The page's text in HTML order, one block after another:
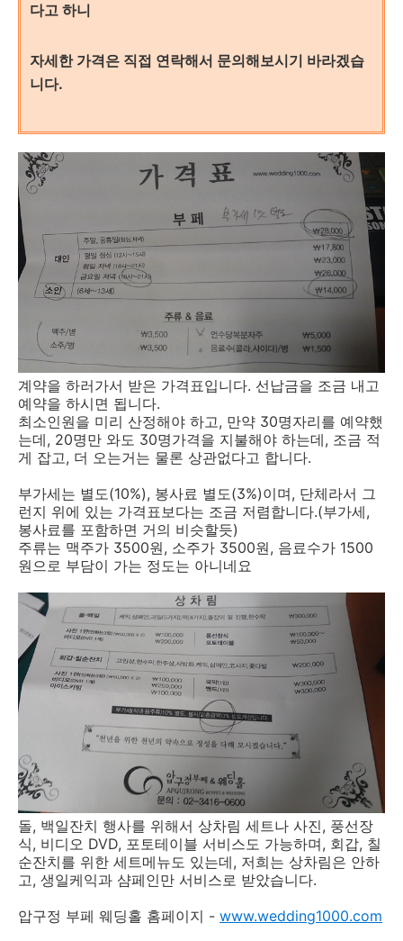
다고 하니
자세한 가격은 직접 연락해서 문의해보시기 바라겠습
니다.
계약을 하러가서 받은 가격표입니다. 선납금을 조금 내고
예약을 하시면 됩니다.
최소인원을 미리 산정해야 하고, 만약 30명자리를 예약했
는데, 20명만 와도 30명가격을 지불해야 하는데, 조금 적
게 잡고, 더 오는거는 물론 상관없다고 합니다.
부가세는 별도(10%), 봉사료 별도(3%)이며, 단체라서 그
런지 위에 있는 가격표보다는 조금 저렴합니다.(부가세,
봉사료를 포함하면 거의 비슷할듯)
주류는 맥주가 3500원, 소주가 3500원, 음료수가 1500
원으로 부담이 가는 정도는 아니네요
돌, 백일잔치 행사를 위해서 상차림 세트나 사진, 풍선장
식, 비디오 DVD, 포토테이블 서비스도 가능하며, 회갑, 칠
순잔치를 위한 세트메뉴도 있는데, 저희는 상차림은 안하
고, 생일케익과 샴페인만 서비스로 받았습니다.
압구정 부페 웨딩홀 홈페이지 - www.wedding1000.com